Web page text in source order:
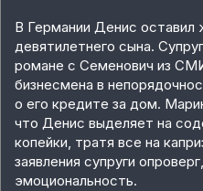
В Германии Денис оставил
девятилетнего сына.
романе с Семенович из
бизнесмена в
о его кредите за дом.
что Денис выделяет на
копейки, тратя все на
заявления супруги
эмоциональность.